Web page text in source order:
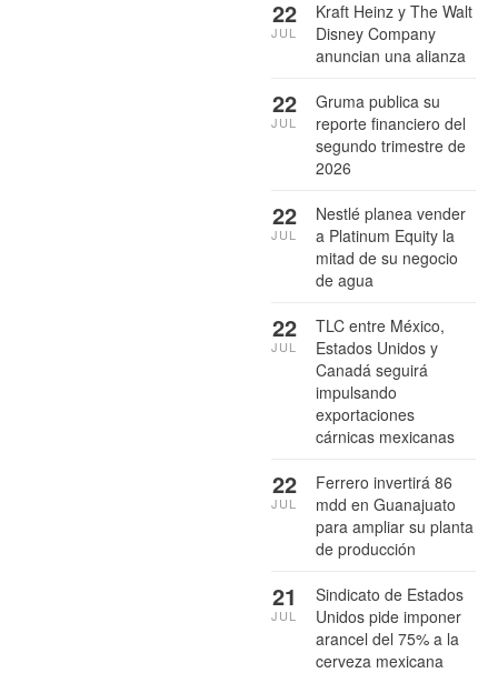
Kraft Heinz y The Walt
Disney Company
anuncian una alianza
22
JUL
Gruma publica su
reporte financiero del
segundo trimestre de
2026
22
JUL
Nestlé planea vender
a Platinum Equity la
mitad de su negocio
de agua
22
JUL
TLC entre México,
Estados Unidos y
Canadá seguirá
impulsando
exportaciones
cárnicas mexicanas
22
JUL
Ferrero invertirá 86
mdd en Guanajuato
para ampliar su planta
de producción
22
JUL
Sindicato de Estados
Unidos pide imponer
arancel del 75% a la
cerveza mexicana
21
JUL